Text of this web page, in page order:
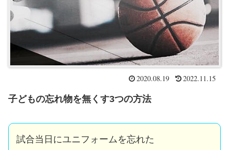
2020.08.19 2022.11.15
子どもの忘れ物を無くす3つの方法
試合当日にユニフォームを忘れた